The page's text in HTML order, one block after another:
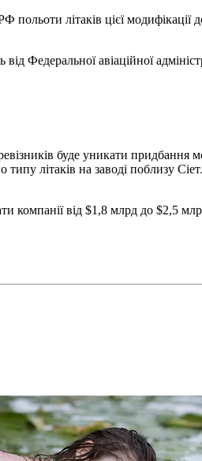
літаків цієї модифікації
Федеральної авіаційної
буде уникати придбання
літаків на заводі поблизу
компанії від $1,8 млрд до $2,5